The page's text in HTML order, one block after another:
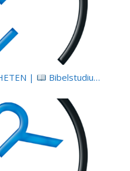
Torheit für jene, die
| Bibelstudium | 06.07.2026 |